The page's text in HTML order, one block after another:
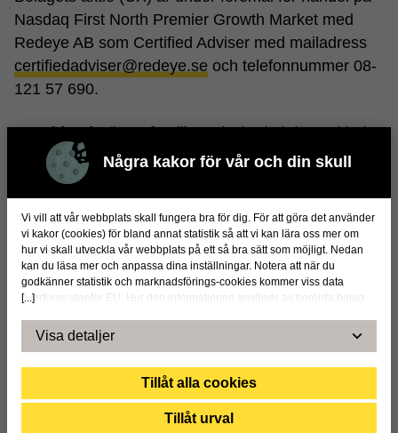
Några kakor för vår och din skull
[...]
Vi vill att vår webbplats skall fungera bra för dig. För att göra det använder
vi kakor (cookies) för bland annat statistik så att vi kan lära oss mer om
hur vi skall utveckla vår webbplats på ett så bra sätt som möjligt. Nedan
kan du läsa mer och anpassa dina inställningar. Notera att när du
godkänner statistik och marknadsförings-cookies kommer viss data
överföras utanför EU. Hur den informationen används av berörda bolag
gällande hantering av personuppgifter som ställs inom EU, vilket kan
innebära vissa risker för dina personuppgifter. De berörda bolagen måste
en sådan begäran. Det kan dock vara svårt eller omöjligt för dig att hävda
personuppgifter som de brottsbekämpande myndigheterna har fått
tillgång till. Genom att godkänna statistik och marknadsförings-cookies
Visa detaljer
Tillåt alla cookies
Tillåt urval
Nasdaq First North Premier Growth Market med
Redeye AB som Certified Adviser med mailadress
certifiedadviser@redeye.se och telefonnummer 08-
121 57 690.
CombinedXär en familj av nischade it-konsultbolag
som hjälper företag och organisationer att dra fördel
av digitaliseringens möjligheter. Vi levererar våra
tjänster genom helägda dotterbolag som har
marknadsledande teknik- och affärskunnande inom
sina resp. områden. Tillsammans är vi ca 450
specialister i Sverige och Norge.
Dokument & länkar
220405 - PM World of Volvo